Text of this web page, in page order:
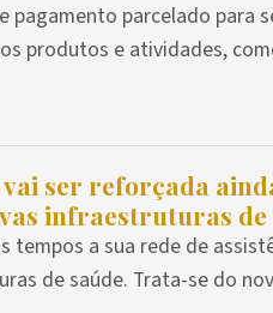
pagamento parcelado para
produtos e atividades,
ser reforçada
infraestruturas de
tempos a sua rede de
de saúde. Trata-se do